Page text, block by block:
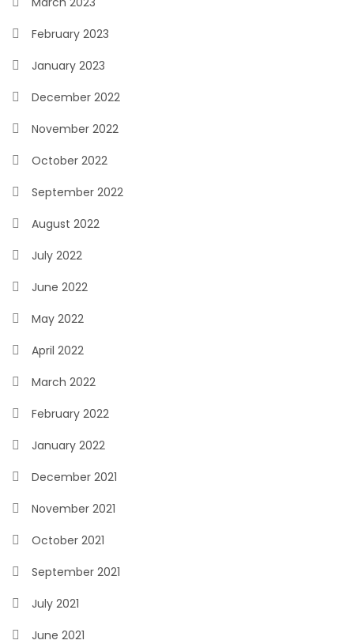
February 2023
January 2023
December 2022
November 2022
October 2022
September 2022
August 2022
July 2022
June 2022
May 2022
April 2022
March 2022
February 2022
January 2022
December 2021
November 2021
October 2021
September 2021
July 2021
June 2021